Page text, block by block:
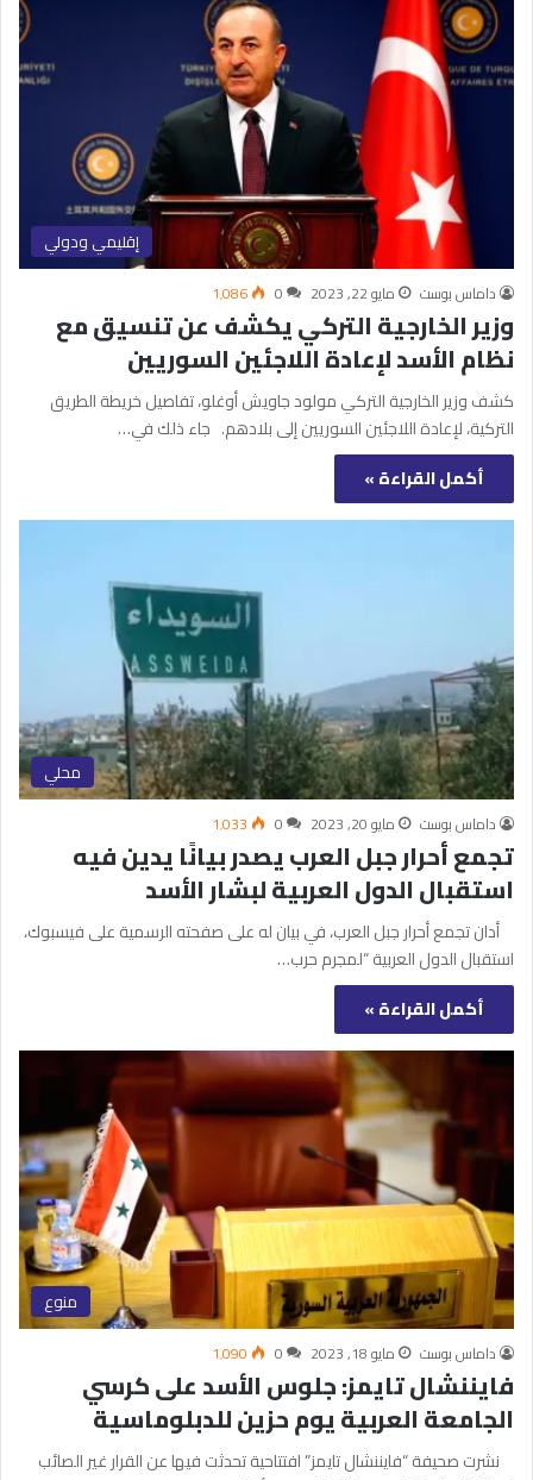
إقليمي ودولي
داماس بوست مايو 22, 2023 0 1٬086
وزير الخارجية التركي يكشف عن تنسيق مع
نظام الأسد لإعادة اللاجئين السوريين
كشف وزير الخارجية التركي مولود جاويش أوغلو، تفاصيل خريطة الطريق
التركية، لإعادة اللاجئين السوريين إلى بلادهم. جاء ذلك في…
أكمل القراءة »
محلي
داماس بوست مايو 20, 2023 0 1٬033
تجمع أحرار جبل العرب يصدر بيانًا يدين فيه
استقبال الدول العربية لبشار الأسد
أدان تجمع أحرار جبل العرب، في بيان له على صفحته الرسمية على فيسبوك،
استقبال الدول العربية “لمجرم حرب…
أكمل القراءة »
منوع
داماس بوست مايو 18, 2023 0 1٬090
فايننشال تايمز: جلوس الأسد على كرسي
الجامعة العربية يوم حزين للدبلوماسية
نشرت صحيفة “فايننشال تايمز” افتتاحية تحدثت فيها عن القرار غير الصائب